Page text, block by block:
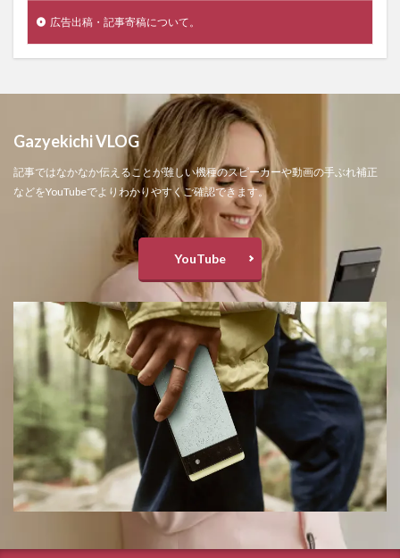
広告出稿・記事寄稿について。
Gazyekichi VLOG
記事ではなかなか伝えることが難しい機種のスピーカーや動画の手ぶれ補正
などをYouTubeでよりわかりやすくご確認できます。
YouTube